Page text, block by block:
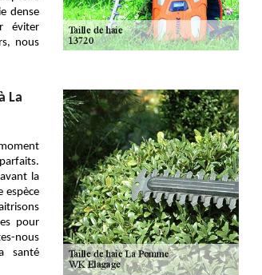
dense
éviter
nous
La
la
espèce
pour
nous
santé